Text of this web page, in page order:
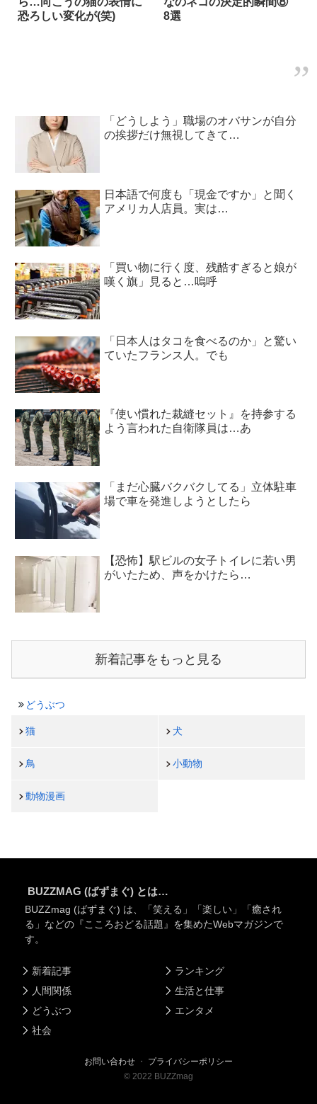
恐ろしい変化が(笑)
8選
「どうしよう」職場のオバサンが自分
の挨拶だけ無視してきて…
日本語で何度も「現金ですか」と聞く
アメリカ人店員。実は…
「買い物に行く度、残酷すぎると娘が
嘆く旗」見ると…嗚呼
「日本人はタコを食べるのか」と驚い
ていたフランス人。でも
『使い慣れた裁縫セット』を持参する
よう言われた自衛隊員は…あ
「まだ心臓バクバクしてる」立体駐車
場で車を発進しようとしたら
【恐怖】駅ビルの女子トイレに若い男
がいたため、声をかけたら…
新着記事をもっと見る
どうぶつ
猫 犬
鳥 小動物
動物漫画
BUZZMAG (ばずまぐ) とは…
BUZZmag (ばずまぐ) は、「笑える」「楽しい」「癒され
る」などの『こころおどる話題』を集めたWebマガジンで
す。
新着記事
人間関係
どうぶつ
社会
ランキング
生活と仕事
エンタメ
お問い合わせ ・ プライバシーポリシー
© 2022 BUZZmag